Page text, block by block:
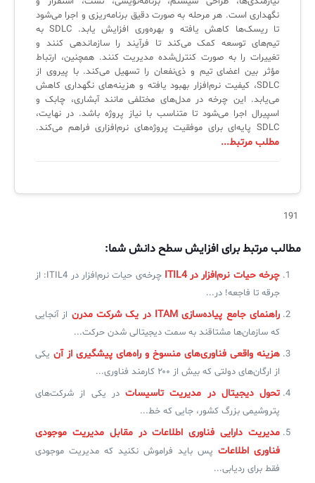
نگهداری است. هر مرحله به صورت دقیق برنامه‌ریزی و اجرا می‌شود
تا ریسک‌ها کاهش یافته و بهره‌وری افزایش یابد. SDLC به
تیم‌های توسعه کمک می‌کند تا فرآیند را سازماندهی کنند و
تغییرات را به صورت کنترل‌شده مدیریت کنند. همچنین، ارتباط
مؤثر بین اعضای تیم و ذی‌نفعان را تسهیل می‌کند. با پیروی از
SDLC، کیفیت نرم‌افزار بهبود یافته و هزینه‌های نگهداری کاهش
می‌یابد. این چرخه در مدل‌های مختلفی مانند آبشاری، چابک و
اسپیرال اجرا می‌شود تا متناسب با نیاز پروژه باشد. در نهایت،
SDLC پایه‌ای برای موفقیت پروژه‌های نرم‌افزاری فراهم می‌کند.
مطلب مرتبط...
191
مطالب مرتبط برای افزایش سطح دانش شما:
چرخه حیات نرم‌افزار در ITIL4
چرخه‌ی حیات نرم‌افزار در ITIL4: از
جرقه تا فاجعه! در...
راهنمای جامع پیاده‌سازی ITAM در یک شرکت مدرن
از آنجایی
که سازمان‌ها مشتاقند به سمت دیجیتالی شدن حرکت...
هزینه واقعی فناوری‌های منسوخ و راه‌های پیشگیری از آن یکی
از ارگان‌های دولتی که بیش از ۲۰۰ کارمند فناوری...
تحول دیجیتال در مدیریت تاسیسات در یکی از شرکت‌های
پتروشیمی بزرگ کشور، جایی که خط...
مدیریت دارایی فناوری اطلاعات در مقابل مدیریت موجودی
فناوری اطلاعات پس باید فراموش نکنید که مدیریت موجودی
فقط برای ردیابی...
✦
مدیریت خدمات سازمانی
سرویس دسک پلاس MSP
اندپوینت سنترال [سامانه مدیریت نقاط پایانی]
AD360
◆
برنامه‌ساز هوشمند App Creator
سیستم هوشمند مدیریت فروش و فاکتور
✧
سلف سرویس کاربران
سامانه مدیریت دارایی‌ها [Asset Explorer]
سامانه مدیریت پشتیبانی مشتریان
✦
مدیریت خدمات منابع انسانی
CIs Control
مجموعه راهکارهای آیناک
✦
آموزش سیستم مدیریت خدمات فناوری اطلاعات
نکته‌های کلیدی برای مدیر انفورماتیک
آموزش‌ ویدیویی مفاهیم سرویس دسک
ITIL & SDP
◆
چارچوب ITIL برای همه
فلافلی_فناوری
لیست دوره‌ها
مقالات آموزشی